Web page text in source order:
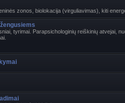
zonos, biolokacija (virguliavimas), kiti
tyrimai. Parapsichologinių reiškinių atvejai,